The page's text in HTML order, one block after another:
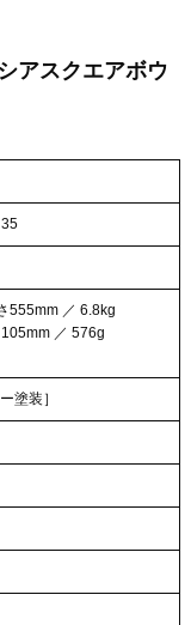
アスクエアボウ
555mm ／ 6.8kg
／ 576g
塗装］